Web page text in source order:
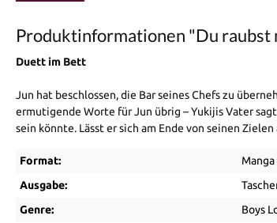
Produktinformationen "Du raubst
Duett im Bett
Jun hat beschlossen, die Bar seines Chefs zu
ermutigende Worte für Jun übrig – Yukijis Vater
sein könnte. Lässt er sich am Ende von seinen
Format:
Manga
Ausgabe:
Genre:
Boys